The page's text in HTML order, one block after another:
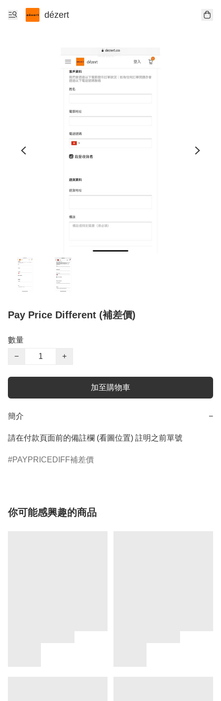
dézert
Pay Price Different (補差價)
數量
−
+
加至購物車
簡介 −
請在付款頁面前的備註欄 (看圖位置) 註明之前單號
PAYPRICEDIFF補差價
你可能感興趣的商品